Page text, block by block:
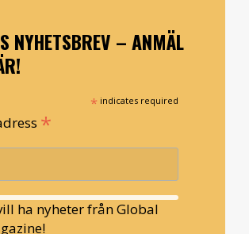
NYHETSBREV – ANMÄL
* indicates required
*
ha nyheter från Global